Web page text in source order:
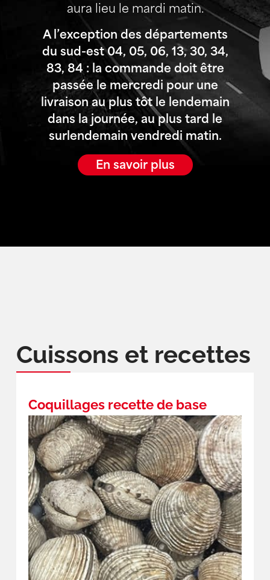
aura lieu le mardi matin.
A l’exception des départements
du sud-est 04, 05, 06, 13, 30, 34,
83, 84 : la commande doit être
passée le mercredi pour une
livraison au plus tôt le lendemain
dans la journée, au plus tard le
surlendemain vendredi matin.
En savoir plus
Cuissons et recettes
Coquillages recette de base